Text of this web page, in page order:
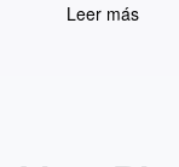
Leer más